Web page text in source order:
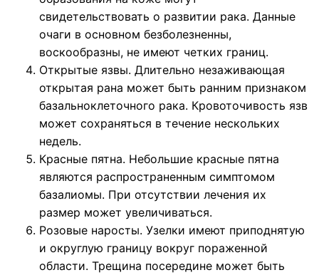
свидетельствовать о развитии рака. Данные
очаги в основном безболезненны,
воскообразны, не имеют четких границ.
Открытые язвы. Длительно незаживающая
открытая рана может быть ранним признаком
базальноклеточного рака. Кровоточивость язв
может сохраняться в течение нескольких
недель.
Красные пятна. Небольшие красные пятна
являются распространенным симптомом
базалиомы. При отсутствии лечения их
размер может увеличиваться.
Розовые наросты. Узелки имеют приподнятую
и округлую границу вокруг пораженной
области. Трещина посередине может быть